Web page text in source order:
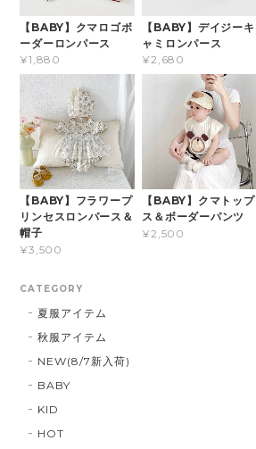
【BABY】クマロゴボ
ーダーロンパース
¥1,880
【BABY】デイジーキ
ャミロンパース
¥2,680
【BABY】フラワープ
リンセスロンパース＆
帽子
¥3,500
【BABY】クマトップ
ス＆ボーダーパンツ
¥2,500
CATEGORY
夏服アイテム
秋服アイテム
NEW(8/7新入荷)
BABY
KID
HOT